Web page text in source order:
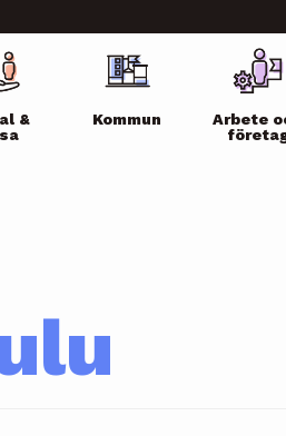
&
Kommun
Arbete